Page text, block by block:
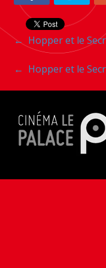
Navigation
entre
les
articles
← Hopper et le
Navigation
entre
les
articles
← Hopper et le